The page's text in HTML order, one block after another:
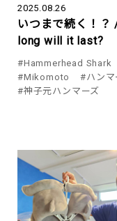
2025.08.26
いつまで続く！？
long will it last?
#Hammerhead Shark
#Mikomoto
#ハンマ
#神子元ハンマーズ